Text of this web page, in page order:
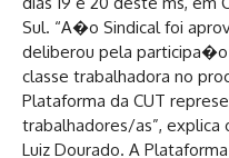
Sul. “A�o Sindical foi
deliberou pela
classe trabalhadora no
Plataforma da CUT
trabalhadores/as”,
Luiz Dourado. A